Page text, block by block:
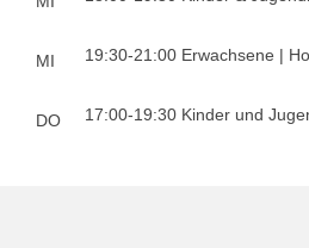
Saison 2018/2019
Saison 2017/2018
Saison 2016/2017
MI 19:30-21:00 Erwachsene |
DO 17:00-19:30 Kinder und